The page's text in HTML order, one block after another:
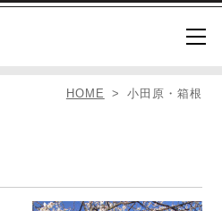
HOME 小田原・箱根